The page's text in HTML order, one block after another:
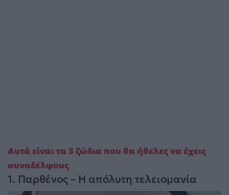
Αυτά είναι τα 5 ζώδια που θα ήθελες να έχεις
συναδέλφους
1. Παρθένος – Η απόλυτη τελειομανία